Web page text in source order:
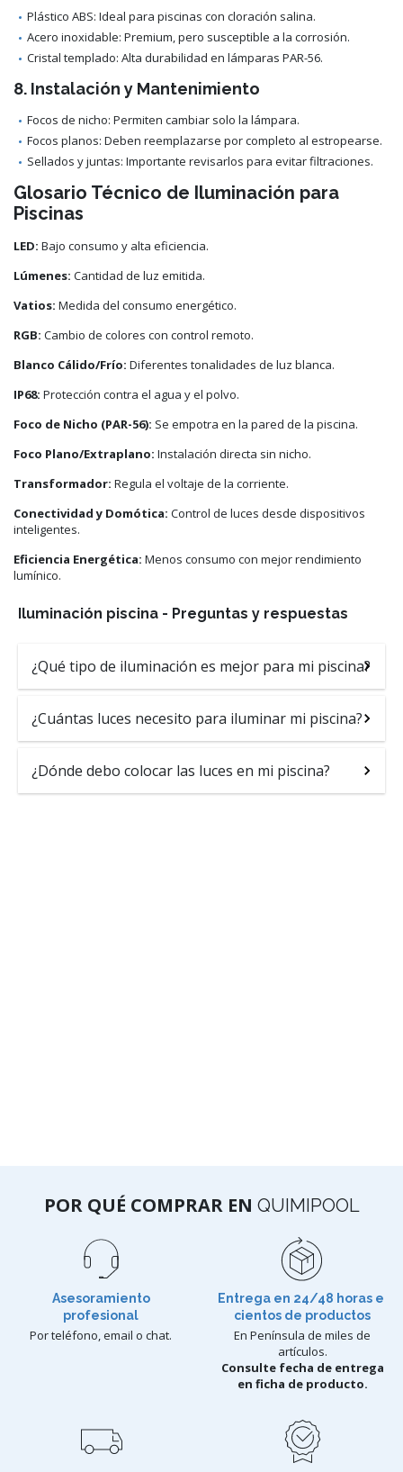
Plástico ABS: Ideal para piscinas con cloración salina.
Acero inoxidable: Premium, pero susceptible a la corrosión.
Cristal templado: Alta durabilidad en lámparas PAR-56.
8. Instalación y Mantenimiento
Focos de nicho: Permiten cambiar solo la lámpara.
Focos planos: Deben reemplazarse por completo al estropearse.
Sellados y juntas: Importante revisarlos para evitar filtraciones.
Glosario Técnico de Iluminación para
Piscinas
LED: Bajo consumo y alta eficiencia.
Lúmenes: Cantidad de luz emitida.
Vatios: Medida del consumo energético.
RGB: Cambio de colores con control remoto.
Blanco Cálido/Frío: Diferentes tonalidades de luz blanca.
IP68: Protección contra el agua y el polvo.
Foco de Nicho (PAR-56): Se empotra en la pared de la piscina.
Foco Plano/Extraplano: Instalación directa sin nicho.
Transformador: Regula el voltaje de la corriente.
Conectividad y Domótica: Control de luces desde dispositivos
inteligentes.
Eficiencia Energética: Menos consumo con mejor rendimiento
lumínico.
Iluminación piscina - Preguntas y respuestas
¿Qué tipo de iluminación es mejor para mi piscina?
¿Cuántas luces necesito para iluminar mi piscina?
¿Dónde debo colocar las luces en mi piscina?
POR QUÉ COMPRAR EN QUIMIPOOL
Asesoramiento
profesional
Por teléfono, email o chat.
Entrega en 24/48 horas e
cientos de productos
En Península de miles de
artículos.
Consulte fecha de entrega
en ficha de producto.